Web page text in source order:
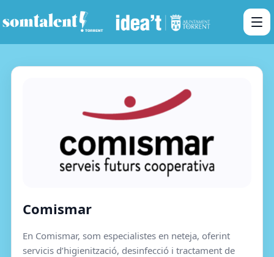
Comismar
En Comismar, som especialistes en neteja, oferint
servicis d’higienització, desinfecció i tractament de